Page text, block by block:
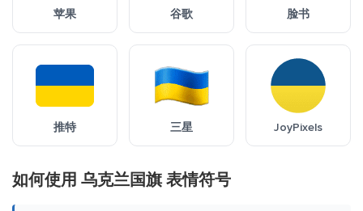
苹果 谷歌 脸书
推特 三星 JoyPixels
如何使用 乌克兰国旗 表情符号